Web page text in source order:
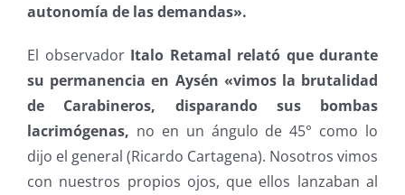
autonomía de las demandas».
El observador Italo Retamal relató que durante
su permanencia en Aysén «vimos la brutalidad
de Carabineros, disparando sus bombas
lacrimógenas, no en un ángulo de 45° como lo
dijo el general (Ricardo Cartagena). Nosotros vimos
con nuestros propios ojos, que ellos lanzaban al